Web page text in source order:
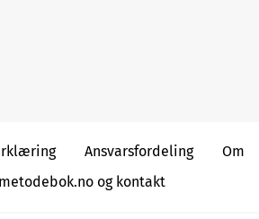
Ansvarsfordeling
Om
metodebok.no og kontakt